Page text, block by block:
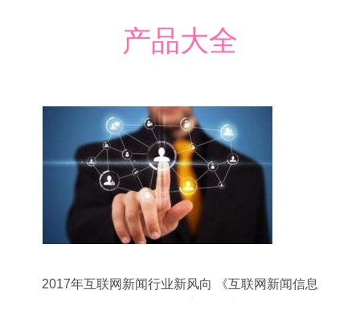
产品大全
2017年互联网新闻行业新风向 《互联网新闻信息